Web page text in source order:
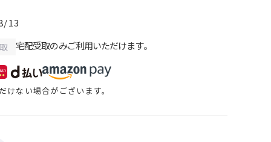
13
宅配受取のみご利用いただけます。
ない場合がございます。